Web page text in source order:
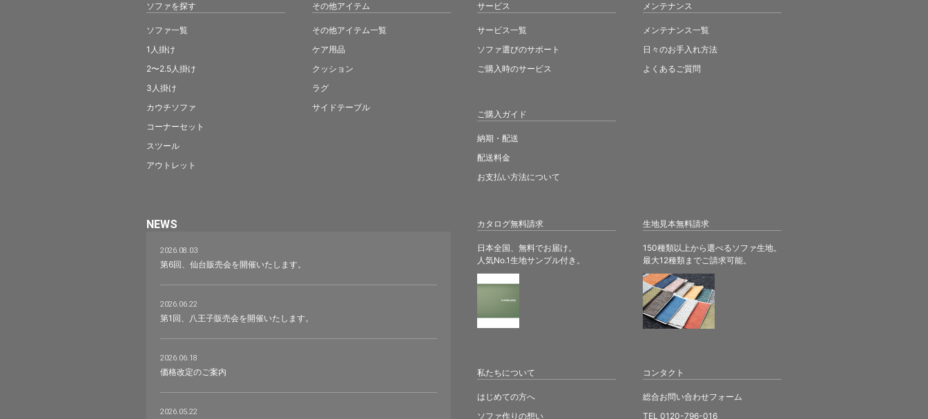
カタログ無料請求
日本全国、無料でお届け。
人気No.1生地サンプル付き。
生地見本無料請求
150種類以上から選べるソファ生地。
最大12種類までご請求可能。
ソファを探す
ソファ一覧
1人掛け
2〜2.5人掛け
3人掛け
カウチソファ
コーナーセット
スツール
アウトレット
その他アイテム
その他アイテム一覧
ケア用品
クッション
ラグ
サイドテーブル
サービス
サービス一覧
ソファ選びのサポート
ご購入時のサービス
ご購入ガイド
納期・配送
配送料金
お支払い方法について
メンテナンス
メンテナンス一覧
日々のお手入れ方法
よくあるご質問
NEWS
2026.08.03
第6回、仙台販売会を開催いたします。
2026.06.22
第1回、八王子販売会を開催いたします。
2026.06.18
価格改定のご案内
2026.05.22
私たちについて
はじめての方へ
ソファ作りの想い
コンタクト
総合お問い合わせフォーム
TEL 0120-796-016